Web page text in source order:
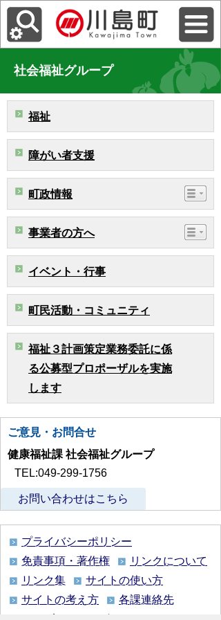
社会福祉グループ
福祉
障がい者支援
町政情報
事業者の方へ
イベント・行事
町民活動・コミュニティ
福祉３計画策定業務委託に係
る公募型プロポーザルを実施
します
ご意見・お問合せ
健康福祉課 社会福祉グループ
TEL:049-299-1756
お問い合わせはこちら
プライバシーポリシー
免責事項・著作権
リンクについて
リンク集
サイトの使い方
サイトの考え方
各課連絡先